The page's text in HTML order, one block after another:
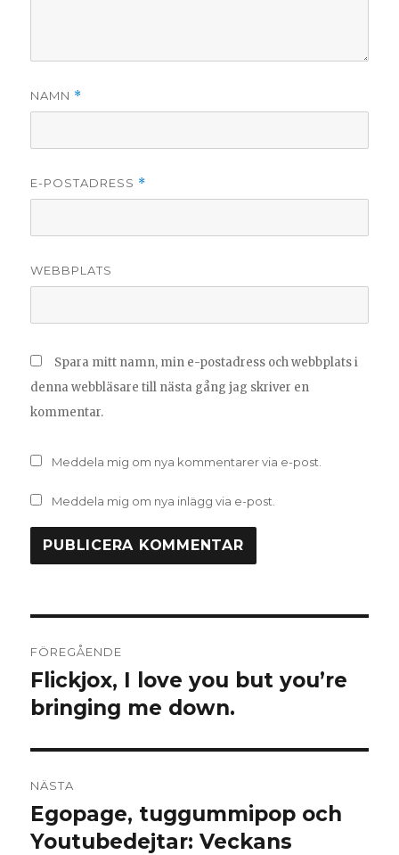
NAMN *
E-POSTADRESS *
WEBBPLATS
Spara mitt namn, min e-postadress och webbplats i
denna webbläsare till nästa gång jag skriver en
kommentar.
Meddela mig om nya kommentarer via e-post.
Meddela mig om nya inlägg via e-post.
FÖREGÅENDE
Föregående
inlägg:
Flickjox, I love you but you’re
bringing me down.
NÄSTA
Nästa
inlägg:
Egopage, tuggummipop och
Youtubedejtar: Veckans